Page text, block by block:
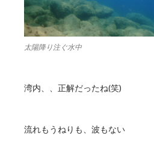
太陽降り注ぐ水中
湾内、、正解だったね(笑)
流れもうねりも、波もない